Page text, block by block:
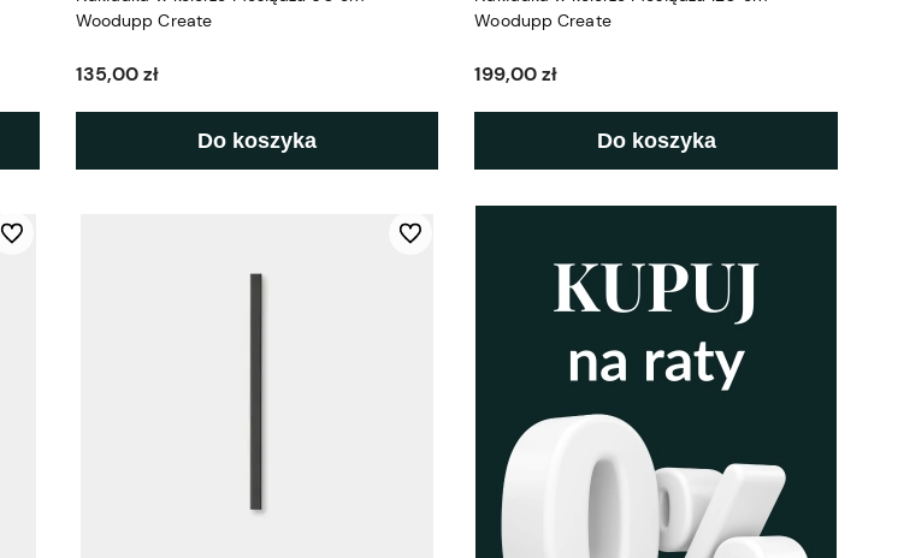
Woodupp Create
135,00 zł
Do koszyka
Woodupp Create
199,00 zł
Do koszyka
Do ulubionych Do ulubionych